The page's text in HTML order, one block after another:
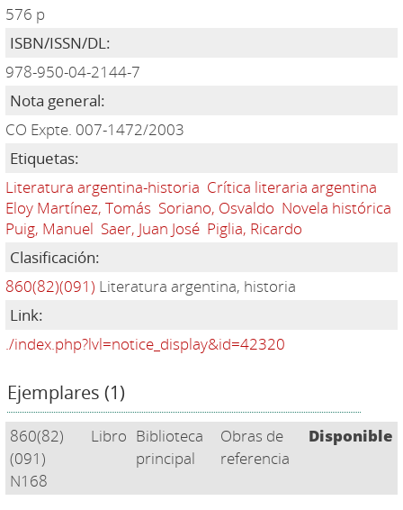
576 p
ISBN/ISSN/DL:
978-950-04-2144-7
Nota general:
CO Expte. 007-1472/2003
Etiquetas:
Literatura argentina-historia Crítica literaria argentina
Eloy Martínez, Tomás Soriano, Osvaldo Novela histórica
Puig, Manuel Saer, Juan José Piglia, Ricardo
Clasificación:
860(82)(091) Literatura argentina, historia
Link:
./index.php?lvl=notice_display&id=42320
Ejemplares (1)
860(82)
(091)
N168
Libro Biblioteca
principal
Obras de
referencia
Disponible